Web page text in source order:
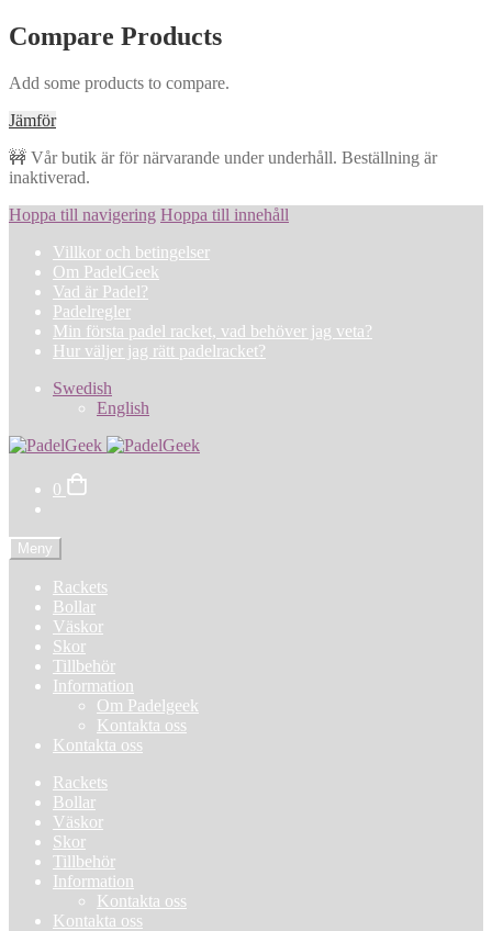
Compare Products
Add some products to compare.
Jämför
🚧 Vår butik är för närvarande under underhåll. Beställning är
inaktiverad.
Hoppa till navigering Hoppa till innehåll
Villkor och betingelser
Om PadelGeek
Vad är Padel?
Padelregler
Min första padel racket, vad behöver jag veta?
Hur väljer jag rätt padelracket?
Swedish
English
0
Meny
Rackets
Bollar
Väskor
Skor
Tillbehör
Information
Om Padelgeek
Kontakta oss
Kontakta oss
Rackets
Bollar
Väskor
Skor
Tillbehör
Information
Kontakta oss
Kontakta oss